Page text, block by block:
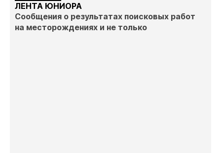
ЛЕНТА ЮНИОРА
Сообщения о результатах поисковых работ
на месторождениях и не только